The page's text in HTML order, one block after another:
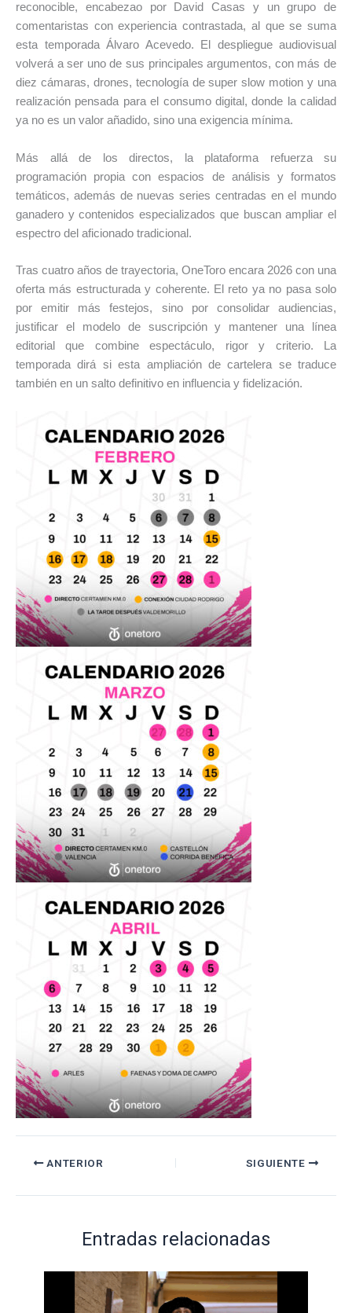
reconocible, encabezao por David Casas y un grupo de
comentaristas con experiencia contrastada, al que se suma
esta temporada Álvaro Acevedo. El despliegue audiovisual
volverá a ser uno de sus principales argumentos, con más de
diez cámaras, drones, tecnología de super slow motion y una
realización pensada para el consumo digital, donde la calidad
ya no es un valor añadido, sino una exigencia mínima.
Más allá de los directos, la plataforma refuerza su
programación propia con espacios de análisis y formatos
temáticos, además de nuevas series centradas en el mundo
ganadero y contenidos especializados que buscan ampliar el
espectro del aficionado tradicional.
Tras cuatro años de trayectoria, OneToro encara 2026 con una
oferta más estructurada y coherente. El reto ya no pasa solo
por emitir más festejos, sino por consolidar audiencias,
justificar el modelo de suscripción y mantener una línea
editorial que combine espectáculo, rigor y criterio. La
temporada dirá si esta ampliación de cartelera se traduce
también en un salto definitivo en influencia y fidelización.
ANTERIOR SIGUIENTE
Entradas relacionadas